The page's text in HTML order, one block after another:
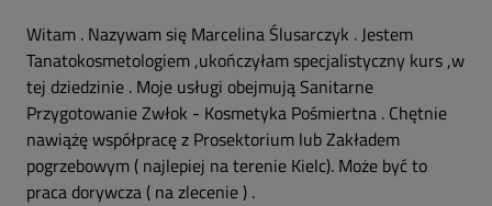
Witam . Nazywam się Marcelina Ślusarczyk . Jestem
Tanatokosmetologiem ,ukończyłam specjalistyczny kurs ,w
tej dziedzinie . Moje usługi obejmują Sanitarne
Przygotowanie Zwłok - Kosmetyka Pośmiertna . Chętnie
nawiążę współpracę z Prosektorium lub Zakładem
pogrzebowym ( najlepiej na terenie Kielc). Może być to
praca dorywcza ( na zlecenie ) .